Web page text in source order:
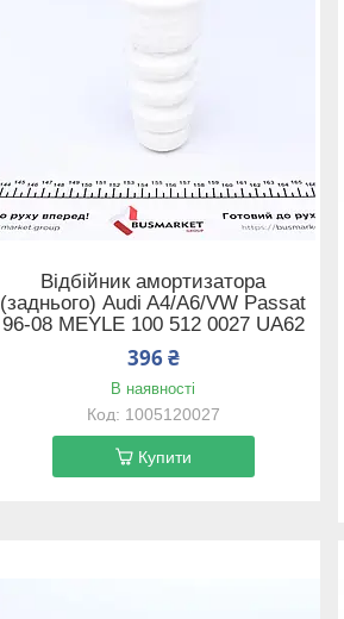
Відбійник амортизатора
(заднього) Audi A4/A6/VW Passat
96-08 MEYLE 100 512 0027 UA62
396 ₴
В наявності
1005120027
Купити